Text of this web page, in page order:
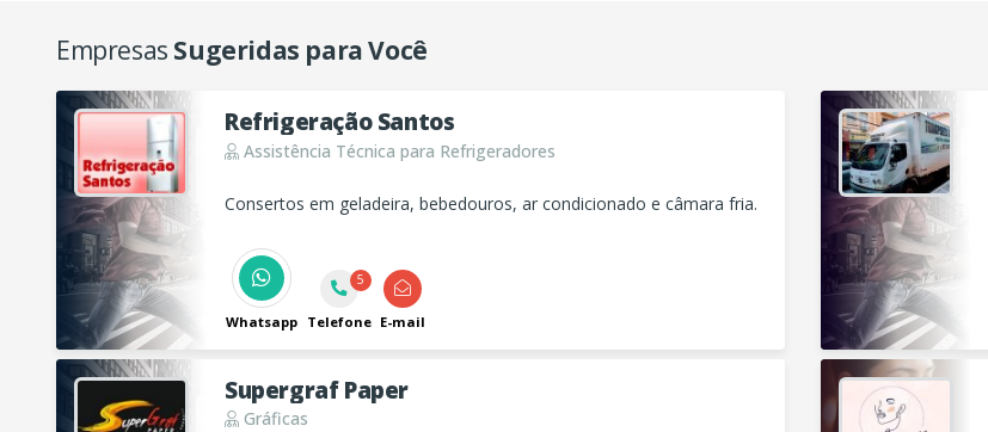
Empresas Sugeridas para Você
Refrigeração Santos
Assistência Técnica para Refrigeradores
Consertos em geladeira, bebedouros, ar condicionado e câmara fria.
Whatsapp
5
Telefone E-mail
Supergraf Paper
Gráficas